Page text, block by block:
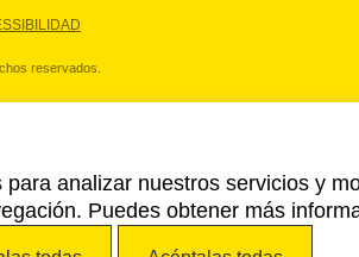
reservados.
analizar nuestros servicios y
Puedes obtener más